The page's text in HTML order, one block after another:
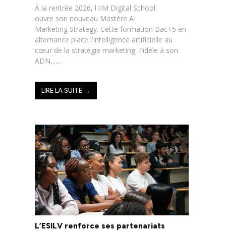
À la rentrée 2026, l'IIM Digital School
ouvre son nouveau Mastère AI
Marketing Strategy. Cette formation Bac+5 en
alternance place l'intelligence artificielle au
cœur de la stratégie marketing. Fidèle à son
ADN,......
LIRE LA SUITE →
L’ESILV renforce ses partenariats